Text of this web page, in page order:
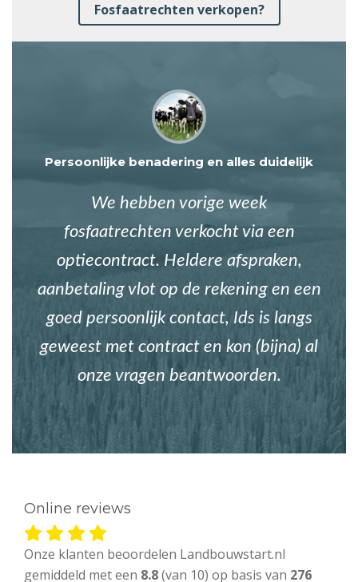
Fosfaatrechten verkopen?
Persoonlijke benadering en alles duidelijk
We hebben vorige week
fosfaatrechten verkocht via een
optiecontract. Heldere afspraken,
aanbetaling vlot op de rekening en een
goed persoonlijk contact, Ids is langs
geweest met contract en kon (bijna) al
onze vragen beantwoorden.
Online reviews
Onze klanten beoordelen Landbouwstart.nl
gemiddeld met een 8.8(van 10) op basis van 276